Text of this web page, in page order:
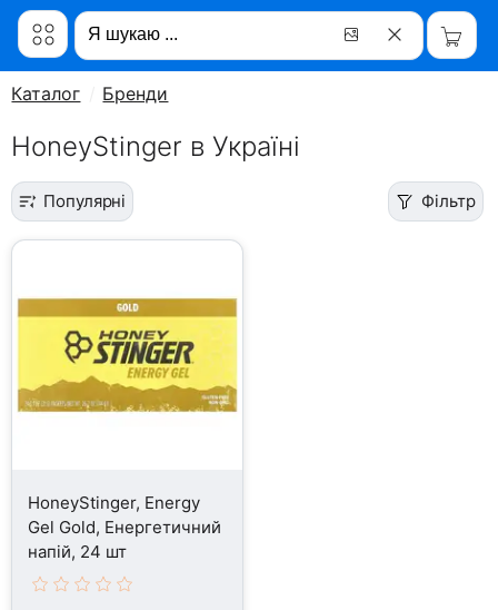
Каталог Бренди
HoneyStinger в Україні
Популярні Фільтр
HoneyStinger, Energy
Gel Gold, Енергетичний
напій, 24 шт